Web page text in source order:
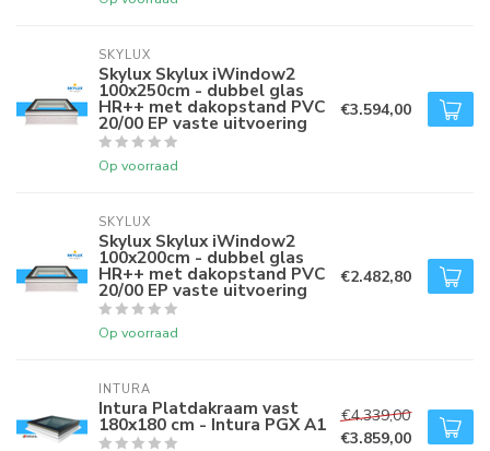
SKYLUX
Skylux Skylux iWindow2
100x250cm - dubbel glas
HR++ met dakopstand PVC
20/00 EP vaste uitvoering
Op voorraad
€3.594,00
SKYLUX
Skylux Skylux iWindow2
100x200cm - dubbel glas
HR++ met dakopstand PVC
20/00 EP vaste uitvoering
Op voorraad
€2.482,80
INTURA
Intura Platdakraam vast
180x180 cm - Intura PGX A1
€4.339,00
€3.859,00